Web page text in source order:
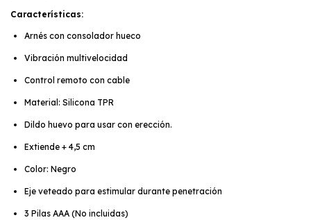
Características:
Arnés con consolador hueco
Vibración multivelocidad
Control remoto con cable
Material: Silicona TPR
Dildo huevo para usar con erección.
Extiende + 4,5 cm
Color: Negro
Eje veteado para estimular durante penetración
3 Pilas AAA (No incluidas)